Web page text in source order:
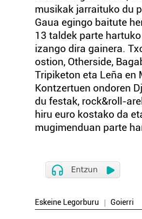
musikak jarraituko du
Gaua egingo baitute
13 taldek parte
izango dira gainera.
ostion, Otherside,
Tripiketon eta Leña en
Kontzertuen ondoren
du festak, rock&roll-
hiru euro kostako da
mugimenduan parte
Eskeine Legorburu Goierri